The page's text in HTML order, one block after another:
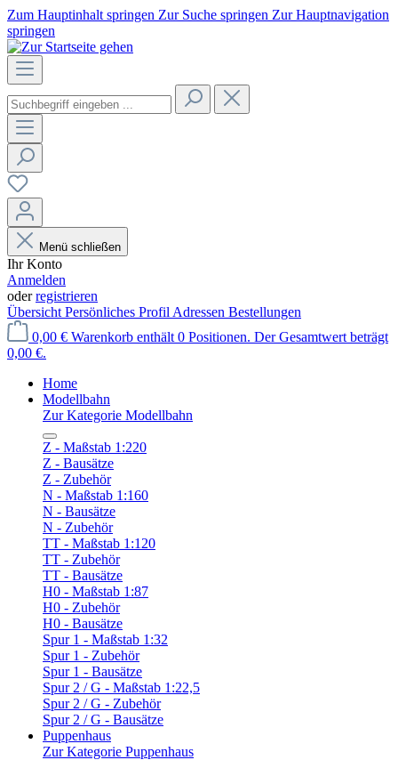
Zum Hauptinhalt springen Zur Suche springen Zur Hauptnavigation
springen
Menü schließen
Ihr Konto
Anmelden
oderregistrieren
Übersicht Persönliches Profil Adressen Bestellungen
0,00 € Warenkorb enthält 0 Positionen. Der Gesamtwert beträgt
0,00 €.
Home
Modellbahn
Zur Kategorie Modellbahn
Z - Maßstab 1:220
Z - Bausätze
Z - Zubehör
N - Maßstab 1:160
N - Bausätze
N - Zubehör
TT - Maßstab 1:120
TT - Zubehör
TT - Bausätze
H0 - Maßstab 1:87
H0 - Zubehör
H0 - Bausätze
Spur 1 - Maßstab 1:32
Spur 1 - Zubehör
Spur 1 - Bausätze
Spur 2 / G - Maßstab 1:22,5
Spur 2 / G - Zubehör
Spur 2 / G - Bausätze
Puppenhaus
Zur Kategorie Puppenhaus